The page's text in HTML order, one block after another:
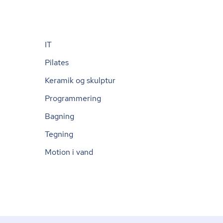
IT
Pilates
Keramik og skulptur
Programmering
Bagning
Tegning
Motion i vand